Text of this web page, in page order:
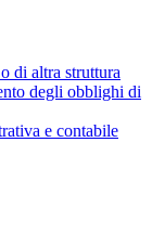
di altra struttura
degli obblighi di
e contabile